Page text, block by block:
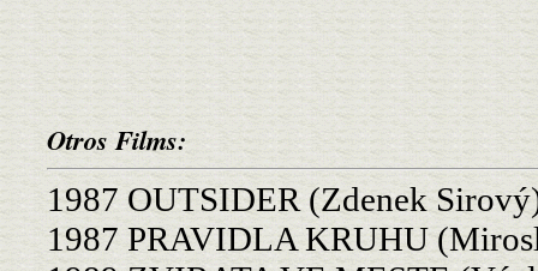
Otros Films:
1987 OUTSIDER (Zdenek
1987 PRAVIDLA KRUHU